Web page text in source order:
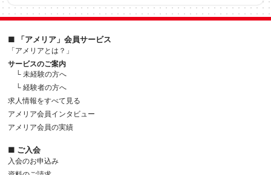
■ 「アメリア」会員サービス
「アメリアとは？」
サービスのご案内
└ 未経験の方へ
└ 経験者の方へ
求人情報をすべて見る
アメリア会員インタビュー
アメリア会員の実績
■ ご入会
入会のお申込み